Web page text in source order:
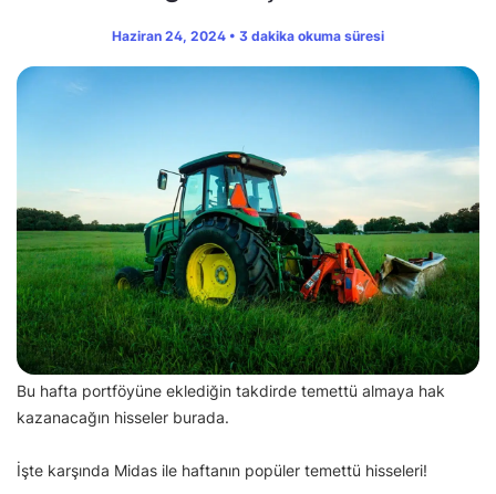
Haziran 24, 2024 • 3 dakika okuma süresi
Bu hafta portföyüne eklediğin takdirde temettü almaya hak
kazanacağın hisseler burada.
İşte karşında Midas ile haftanın popüler temettü hisseleri!